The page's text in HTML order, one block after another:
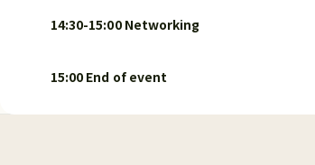
14:30-15:00 Networking
15:00 End of event